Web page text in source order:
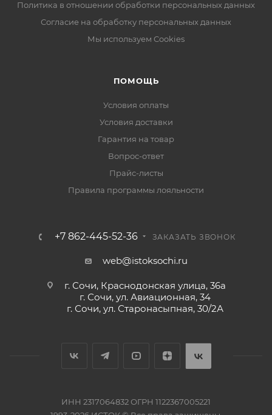
Политика в отношении обработки персональных данных
Согласие на обработку персональных данных
Мы используем Cookies
ПОМОЩЬ
Условия оплаты
Условия доставки
Гарантия на товар
Вопрос-ответ
Прайс-листы
Правила программы лояльности
+7 862-445-52-36 ЗАКАЗАТЬ ЗВОНОК
web@istoksochi.ru
г. Сочи, Краснодонская улица, 36а
г. Сочи, ул. Авиационная, 34
г. Сочи, ул. Старонасыпная, 30/2А
ИНН 2317064832 ОГРН 1122367005221